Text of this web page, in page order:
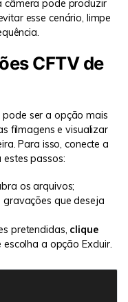
câmera pode produzir
esse cenário, limpe
CFTV de
pode ser a opção mais
filmagens e visualizar
Para isso, conecte a
estes passos:
os arquivos;
que deseja
pretendidas, clique
escolha a opção Excluir.